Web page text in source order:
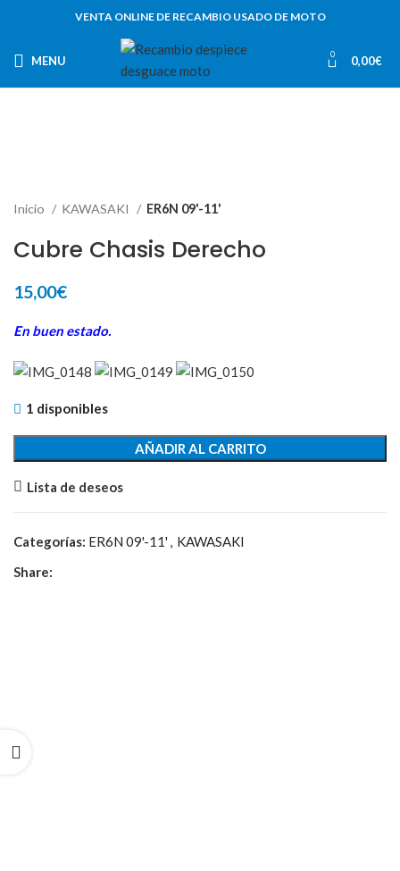
VENTA ONLINE DE RECAMBIO USADO DE MOTO
MENU 0 0,00€
Inicio KAWASAKI ER6N 09'-11'
Cubre Chasis Derecho
15,00€
En buen estado.
1 disponibles
AÑADIR AL CARRITO
Lista de deseos
Categorías: ER6N 09'-11' , KAWASAKI
Share: